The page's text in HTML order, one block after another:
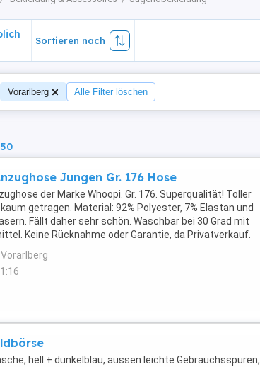
Sortieren nach
Vorarlberg Alle Filter löschen
50
Jungen Gr. 176 Hose
der Marke Whoopi. Gr. 176. Superqualität! Toller
getragen. Material: 92% Polyester, 7% Elastan und
Fällt daher sehr schön. Waschbar bei 30 Grad mit
Keine Rücknahme oder Garantie, da Privatverkauf.
5,10 Euro (mit Sendungsnummer) Viele ...
hell + dunkelblau, aussen leichte Gebrauchsspuren,